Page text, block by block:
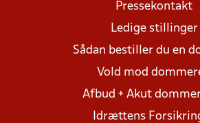
Pressekontakt
Ledige stillinger
Sådan bestiller du en
Vold mod
Afbud + Akut
Idrættens